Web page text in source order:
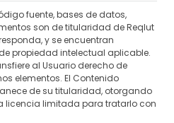
fuente, bases de datos,
son de titularidad de Reqlut
y se encuentran
propiedad intelectual aplicable.
al Usuario derecho de
elementos. El Contenido
de su titularidad, otorgando
licencia limitada para tratarlo con